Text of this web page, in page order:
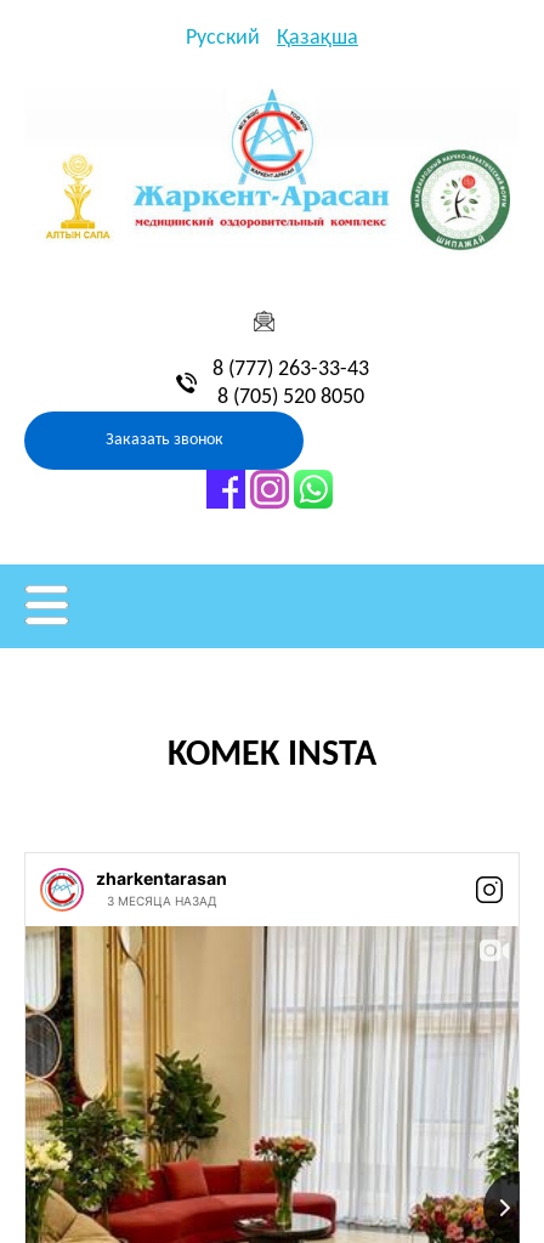
Русский Қазақша
8 (777) 263-33-43
8 (705) 520 8050
Заказать звонок
KOMEK INSTA
zharkentarasan
3 МЕСЯЦА НАЗАД